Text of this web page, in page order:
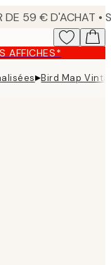
AFFICHES*
▸Bird Map